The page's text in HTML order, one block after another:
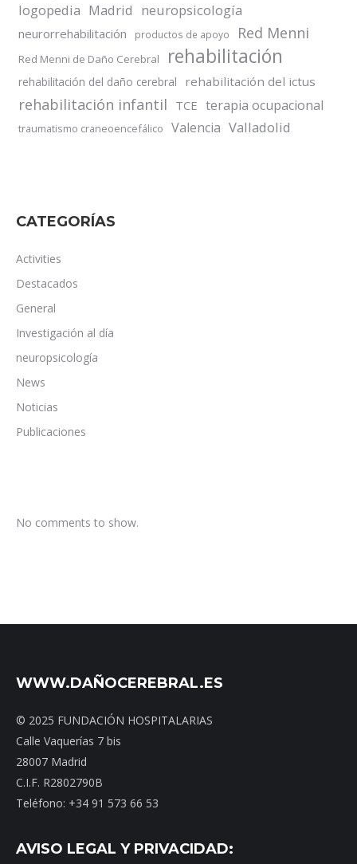
logopedia Madrid neuropsicología
neurorrehabilitación productos de apoyo Red Menni
Red Menni de Daño Cerebral rehabilitación
rehabilitación del daño cerebral rehabilitación del ictus
rehabilitación infantil TCE terapia ocupacional
traumatismo craneoencefálico Valencia Valladolid
CATEGORÍAS
Activities
Destacados
General
Investigación al día
neuropsicología
News
Noticias
Publicaciones
No comments to show.
WWW.DAÑOCEREBRAL.ES
© 2025 FUNDACIÓN HOSPITALARIAS
Calle Vaquerías 7 bis
28007 Madrid
C.I.F. R2802790B
Teléfono: +34 91 573 66 53
AVISO LEGAL Y PRIVACIDAD: